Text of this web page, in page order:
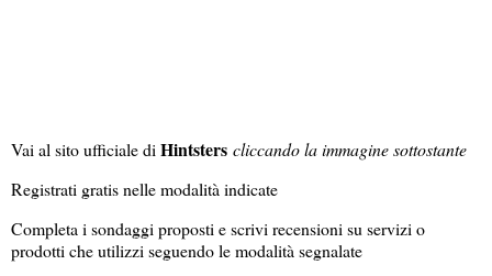
Vai al sito ufficiale di Hintsters cliccando la immagine sottostante
Registrati gratis nelle modalità indicate
Completa i sondaggi proposti e scrivi recensioni su servizi o
prodotti che utilizzi seguendo le modalità segnalate